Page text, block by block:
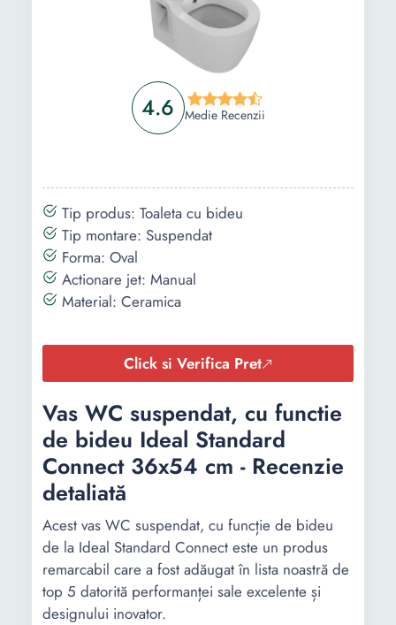
4.6 Medie Recenzii
Tip produs: Toaleta cu bideu
Tip montare: Suspendat
Forma: Oval
Actionare jet: Manual
Material: Ceramica
Click si Verifica Pret
Vas WC suspendat, cu functie
de bideu Ideal Standard
Connect 36x54 cm - Recenzie
detaliată
Acest vas WC suspendat, cu funcție de bideu
de la Ideal Standard Connect este un produs
remarcabil care a fost adăugat în lista noastră de
top 5 datorită performanței sale excelente și
designului inovator.